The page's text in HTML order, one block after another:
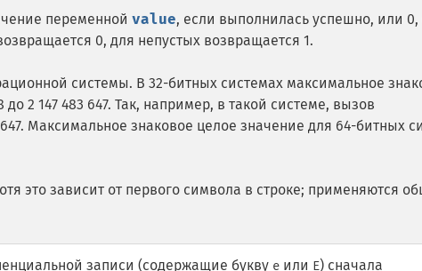
переменной value, если выполнилась успешно, или 0,
0, для непустых возвращается 1.
системы. В 32-битных системах максимальное
2 147 483 647. Так, например, в такой системе, вызов
647. Максимальное знаковое целое значение для 64-битных
это зависит от первого символа в строке; применяются
записи (содержащие букву e или E) сначала